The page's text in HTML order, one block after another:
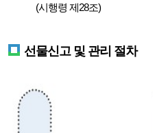
(시행령 제28조)
선물신고 및 관리 절차